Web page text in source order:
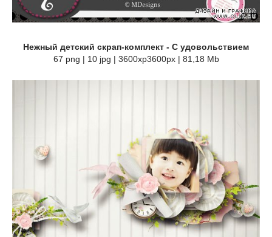
Нежный детский скрап-комплект - С удовольствием
67 png | 10 jpg | 3600xp3600px | 81,18 Mb